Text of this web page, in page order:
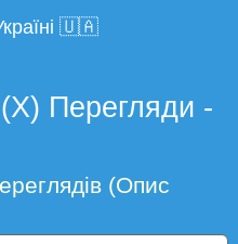
🇺🇦
Перегляди -
(Опис